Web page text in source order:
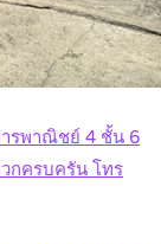
รพาณิชย์ 4 ชั้น 6
กครบครัน โทร